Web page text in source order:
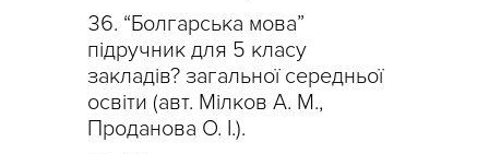
“Болгарська мова”
підручник для 5 класу
закладів? загальної середньої
освіти (авт. Мілков А. М.,
Проданова О. І.).